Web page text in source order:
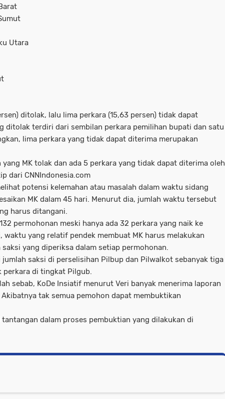
Utara
ditolak, lalu lima perkara (15,63 persen) tidak dapat
ditolak terdiri dari sembilan perkara pemilihan bupati dan satu
lima perkara yang tidak dapat diterima merupakan
MK tolak dan ada 5 perkara yang tidak dapat diterima oleh
dari CNNIndonesia.com
potensi kelemahan atau masalah dalam waktu sidang
MK dalam 45 hari. Menurut dia, jumlah waktu tersebut
harus ditangani.
permohonan meski hanya ada 32 perkara yang naik ke
yang relatif pendek membuat MK harus melakukan
yang diperiksa dalam setiap permohonan.
jumlah saksi di perselisihan Pilbup dan Pilwalkot sebanyak tiga
perkara di tingkat Pilgub.
sebab, KoDe Insiatif menurut Veri banyak menerima laporan
tak semua pemohon dapat membuktikan
dalam proses pembuktian yang dilakukan di